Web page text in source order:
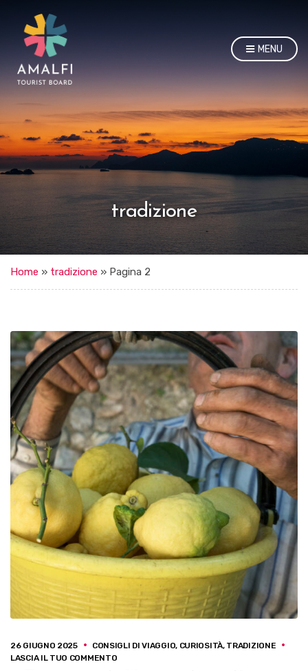
MENU
tradizione
Home » tradizione » Pagina 2
26 GIUGNO 2025 CONSIGLI DI VIAGGIO, CURIOSITÀ, TRADIZIONE
LASCIA IL TUO COMMENTOSU